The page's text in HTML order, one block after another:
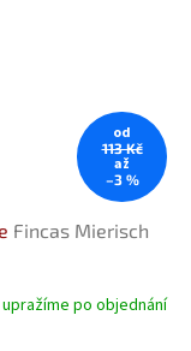
od
113 Kč
až
–3 %
Fincas Mierisch
po objednání